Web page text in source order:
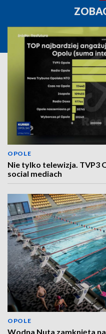
OPOLE
Nie tylko telewizja. TVP3
social mediach
OPOLE
Wodna Nuta zamknięta